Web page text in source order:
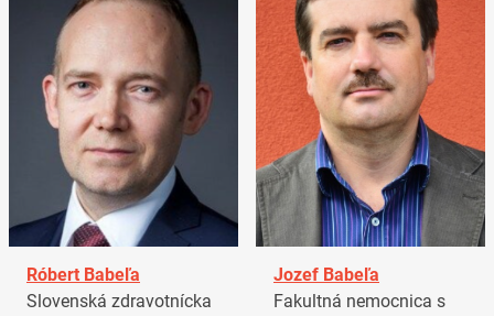
Róbert Babeľa
Slovenská zdravotnícka
Jozef Babeľa
Fakultná nemocnica s